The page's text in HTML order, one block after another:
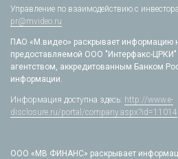
Управление по взаимодействию с
pr@mvideo.ru
ПАО «М.видео» раскрывает информацию
предоставляемой ООО "Интерфакс-
агентством, аккредитованным Банком
информации.
Информация доступна здесь: http://www.e-
disclosure.ru/portal/company.aspx?id=11014
ООО «МВ ФИНАНС» раскрывает